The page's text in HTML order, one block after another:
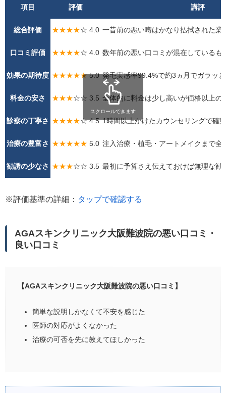
項目 評価 講評
総合評価 ★★★★☆ 4.0 一昔前の悪い噂はかなり払拭された業
口コミ評価 ★★★★☆ 4.0 数年前の悪い口コミが混在しているも
効果の期待度 ★★★★★5.0 発毛実感率99.4%で約3ヵ月でガラッ
料金の安さ ★★★☆☆ 3.5 全体的に料金は少し高いが価格以上の
診察の丁寧さ ★★★★☆ 4.5 1時間以上かけたカウンセリングで確
治療の豊富さ ★★★★★ 5.0 注入治療・植毛・アートメイクまで全
勧誘の少なさ ★★★☆☆ 3.5 最初に予算さえ伝えておけば無理な勧
スクロールできます
※評価基準の詳細： タップで確認する
AGAスキンクリニック大阪難波院の悪い口コミ・
良い口コミ
【AGAスキンクリニック大阪難波院の悪い口コミ】
簡単な説明しかなくて不安を感じた
医師の対応がよくなかった
治療の可否を先に教えてほしかった